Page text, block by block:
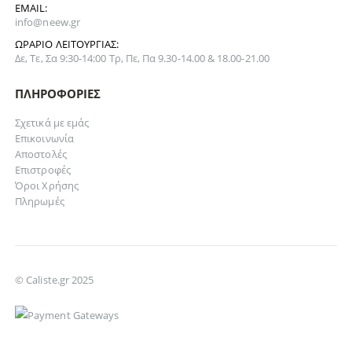
EMAIL:
info@neew.gr
ΩΡΆΡΙΟ ΛΕΙΤΟΥΡΓΊΑΣ:
Δε, Τε, Σα 9:30-14:00 Τρ, Πε, Πα 9.30-14.00 & 18.00-21.00
ΠΛΗΡΟΦΟΡΊΕΣ
Σχετικά με εμάς
Επικοινωνία
Αποστολές
Επιστροφές
Όροι Χρήσης
Πληρωμές
© Caliste.gr 2025